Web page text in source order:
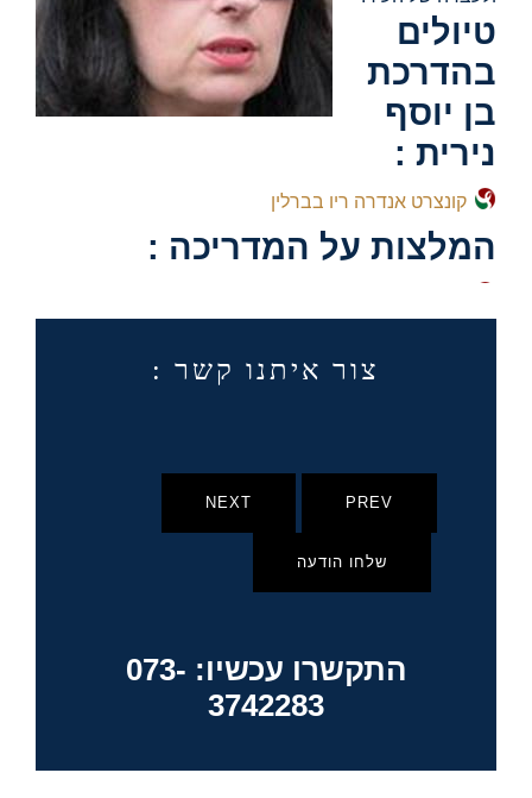
טיולים
בהדרכת
בן יוסף
נירית :
קונצרט אנדרה ריו בברלין
המלצות על המדריכה :
צור איתנו קשר :
PREV
NEXT
שלחו הודעה
התקשרו עכשיו: 073-
3742283